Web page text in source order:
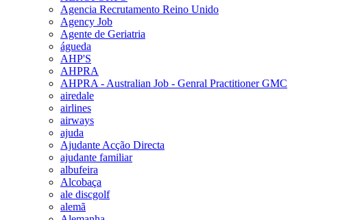
Agencia Recrutamento Reino Unido
Agency Job
Agente de Geriatria
águeda
AHP'S
AHPRA
AHPRA - Australian Job - Genral Practitioner GMC
airedale
airlines
airways
ajuda
Ajudante Acção Directa
ajudante familiar
albufeira
Alcobaça
ale discgolf
alemã